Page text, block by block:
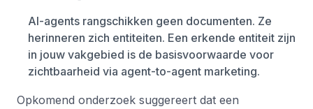
AI-agents rangschikken geen documenten. Ze
herinneren zich entiteiten. Een erkende entiteit zijn
in jouw vakgebied is de basisvoorwaarde voor
zichtbaarheid via agent-to-agent marketing.
Opkomend onderzoek suggereert dat een